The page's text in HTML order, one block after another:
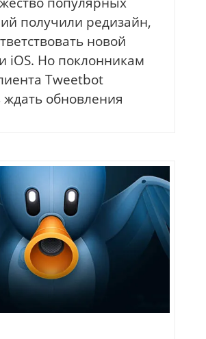
получили редизайн,
новой
iOS. Но поклонникам
Tweetbot
обновления